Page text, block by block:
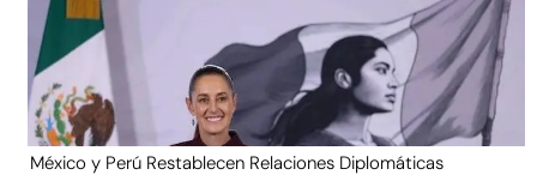
México y Perú Restablecen Relaciones Diplomáticas